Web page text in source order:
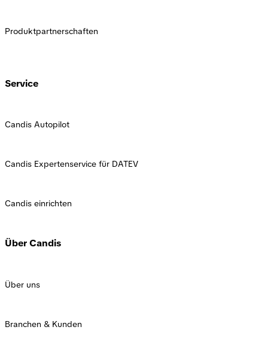
Produktpartnerschaften
Service
Candis Autopilot
Candis Expertenservice für DATEV
Candis einrichten
Über Candis
Über uns
Branchen & Kunden